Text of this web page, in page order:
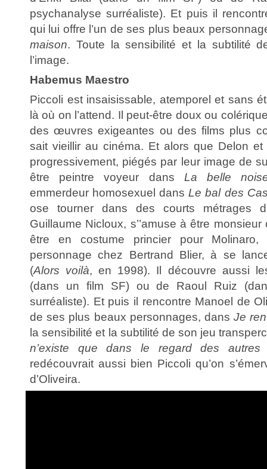
psychanalyse surréaliste). Et puis il
qui lui offre l’un de ses plus beaux
maison. Toute la sensibilité et la subtilité
l’image.
Habemus Maestro
Piccoli est insaisissable, atemporel et sans
là où on l’attend. Il peut-être doux ou
des œuvres exigeantes ou des films plus
sait vieillir au cinéma. Et alors que Delon et
progressivement, piégés par leur image de
être peintre voyeur dans La belle
emmerdeur homosexuel dansLe bal des
ose tourner dans des courts métrages
Guillaume Nicloux, s’’amuse à être
être en costume princier pour
personnage chez Bertrand Blier, à se
(Alors voilà, en 1998). Il découvre aussi
(dans un film SF) ou de Raoul Ruiz
surréaliste). Et puis il rencontre Manoel de
de ses plus beaux personnages, dansJe
la sensibilité et la subtilité de son jeu
n’existe que dans le regard des
redécouvrait aussi bien Piccoli qu’on
d’Oliveira.